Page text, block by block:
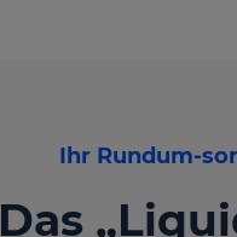
Ihr Rundum-
Das